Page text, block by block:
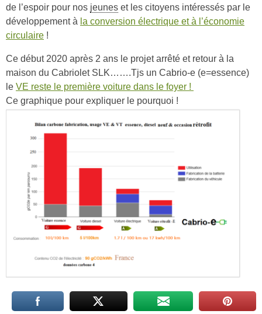
de l’espoir pour nos jeunes et les citoyens intéressés par le
développement à la conversion électrique et à l’économie
circulaire !
Ce début 2020 après 2 ans le projet arrêté et retour à la
maison du Cabriolet SLK…….Tjs un Cabrio-e (e=essence)
le VE reste le première voiture dans le foyer !
Ce graphique pour expliquer le pourquoi !